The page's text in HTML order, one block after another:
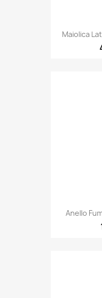
Maiolica
Anello